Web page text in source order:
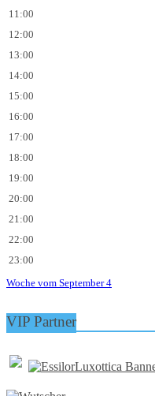
11:00
12:00
13:00
14:00
15:00
16:00
17:00
18:00
19:00
20:00
21:00
22:00
23:00
Woche vom September 4
VIP Partner